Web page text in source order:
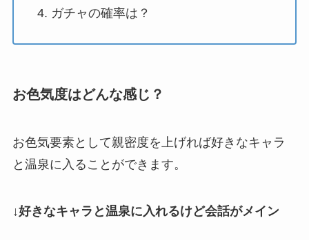
ガチャの確率は？
お色気度はどんな感じ？
お色気要素として親密度を上げれば好きなキャラ
と温泉に入ることができます。
↓好きなキャラと温泉に入れるけど会話がメイン